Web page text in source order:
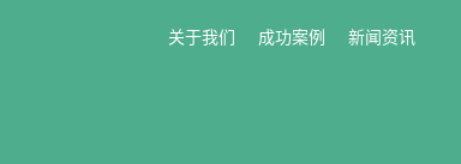
关于我们 成功案例 新闻资讯